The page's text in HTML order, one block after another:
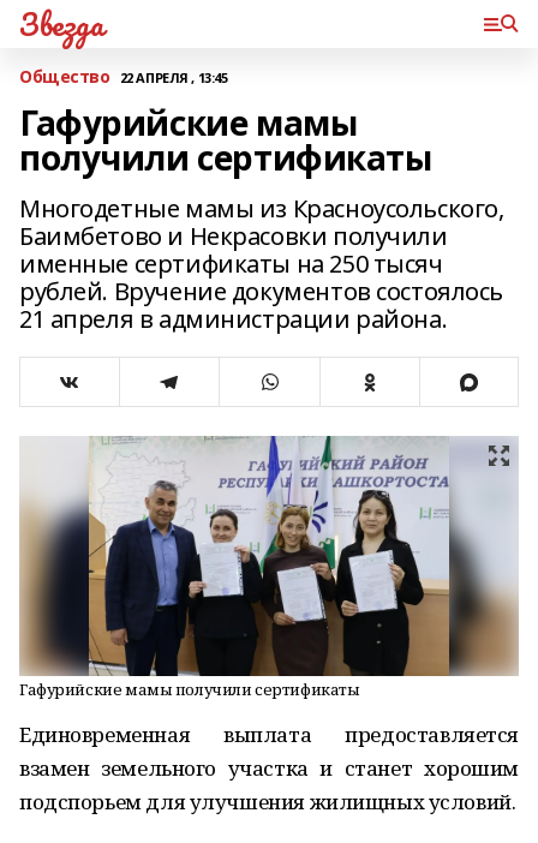
Звезда
Общество 22 АПРЕЛЯ , 13:45
Гафурийские мамы
получили сертификаты
Многодетные мамы из Красноусольского,
Баимбетово и Некрасовки получили
именные сертификаты на 250 тысяч
рублей. Вручение документов состоялось
21 апреля в администрации района.
Гафурийские мамы получили сертификаты
Единовременная выплата предоставляется
взамен земельного участка и станет хорошим
подспорьем для улучшения жилищных условий.